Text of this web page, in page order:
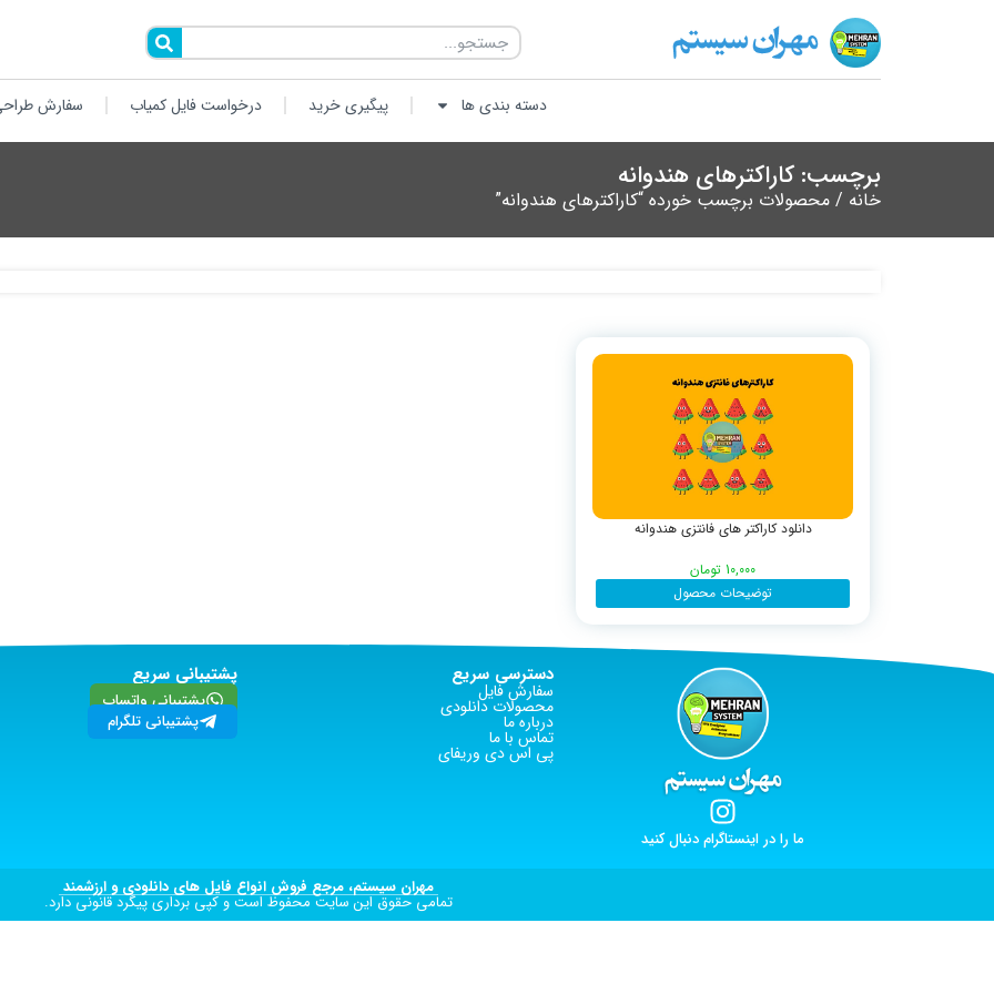
دسته بندی ها پیگیری خرید درخواست فایل کمیاب سفارش
برچسب: کاراکترهای هندوانه
خانه / محصولات برچسب خورده “کاراکترهای هندوانه”
دانلود کاراکتر های فانتزی هندوانه
10,000 تومان
توضیحات محصول
ما را در اینستاگرام دنبال کنید
دسترسی سریع
سفارش فایل
محصولات دانلودی
درباره ما
تماس با ما
پی اس دی وریفای
پشتیبانی سریع
پشتیبانی واتساپ
پشتیبانی تلگرام
مهران سیستم، مرجع فروش انواع فایل های دانلودی و ارزشمند
تمامی حقوق این سایت محفوظ است و کپی برداری پیگرد قانونی دارد.